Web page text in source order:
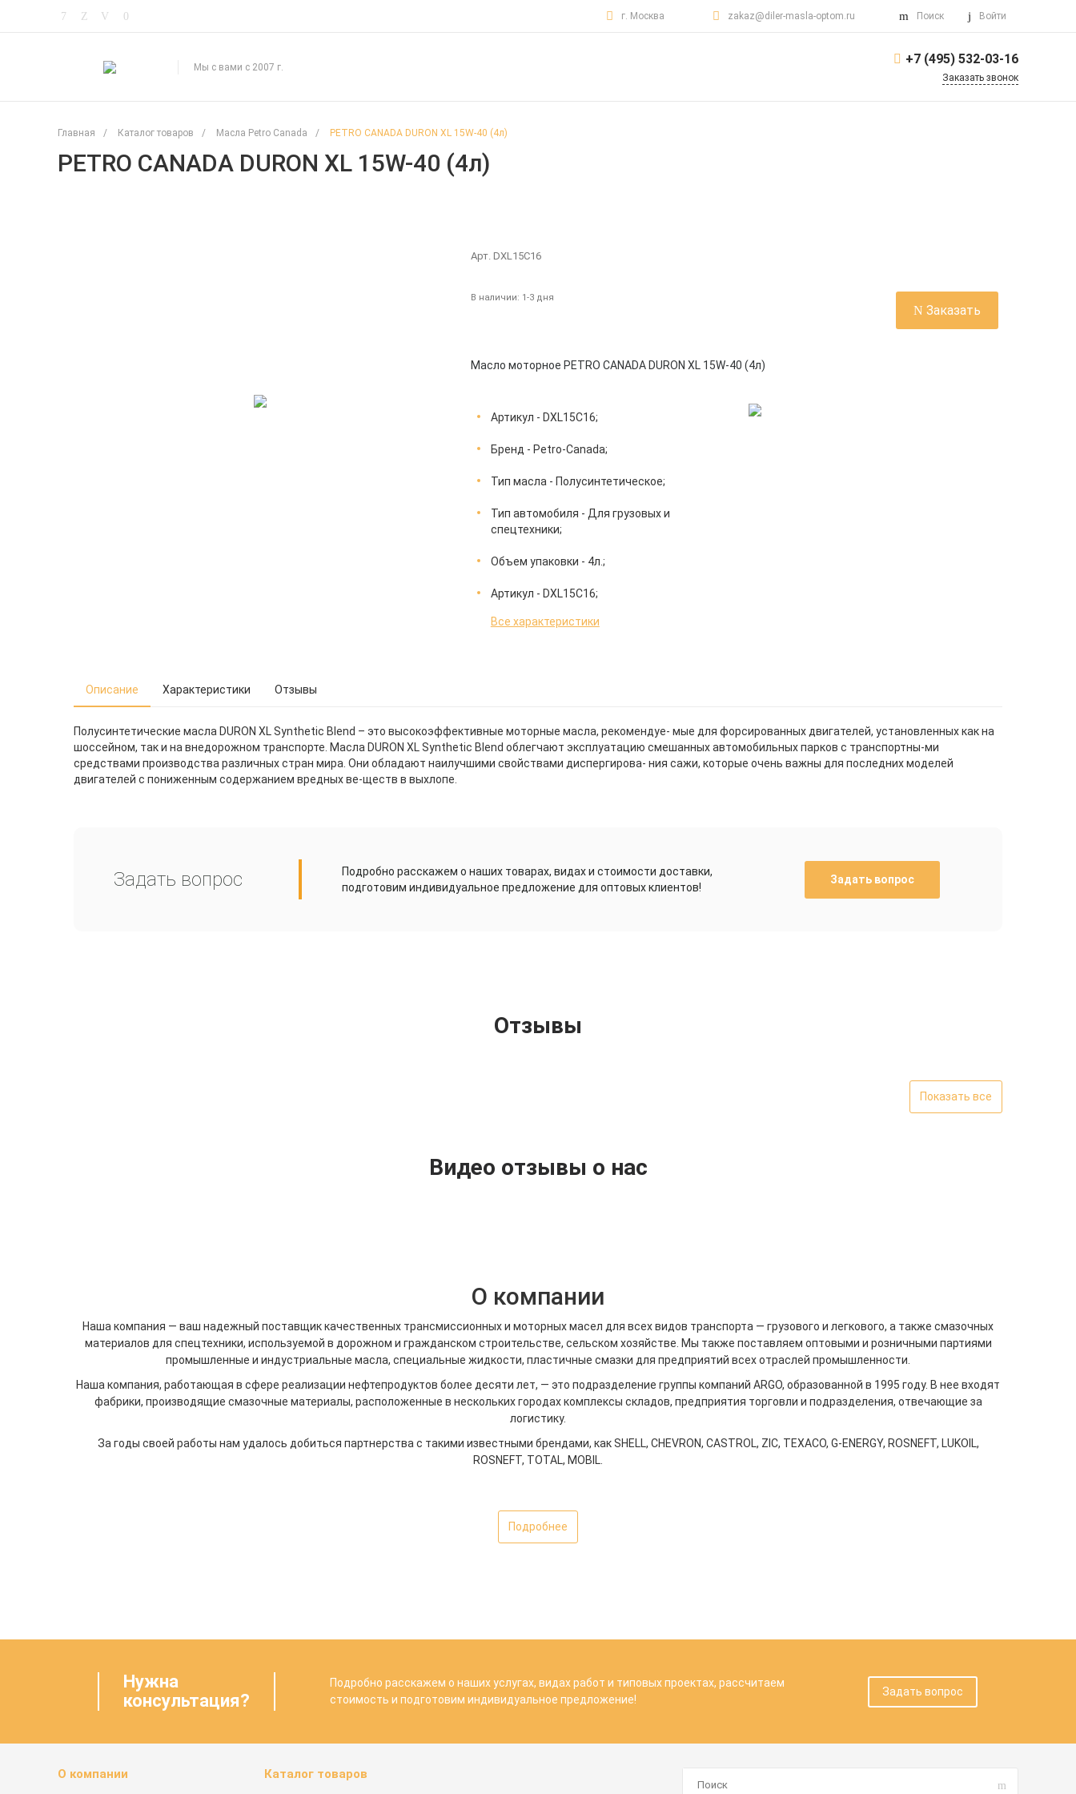
г. Москва zakaz@diler-masla-optom.ru Поиск Войти
Мы с вами с 2007 г.
+7 (495) 532-03-16
Заказать звонок
Главная / Каталог товаров / Масла Petro Canada / PETRO CANADA DURON XL 15W-40 (4л)
PETRO CANADA DURON XL 15W-40 (4л)
Арт. DXL15C16
В наличии: 1-3 дня
Заказать
Масло моторное PETRO CANADA DURON XL 15W-40 (4л)
Артикул - DXL15C16;
Бренд - Petro-Canada;
Тип масла - Полусинтетическое;
Тип автомобиля - Для грузовых и
спецтехники;
Объем упаковки - 4л.;
Артикул - DXL15C16;
Все характеристики
Описание Характеристики Отзывы
Полусинтетические масла DURON XL Synthetic Blend – это высокоэффективные моторные масла, рекомендуе- мые для форсированных двигателей, установленных как на
шоссейном, так и на внедорожном транспорте. Масла DURON XL Synthetic Blend облегчают эксплуатацию смешанных автомобильных парков с транспортны-ми
средствами производства различных стран мира. Они обладают наилучшими свойствами диспергирова- ния сажи, которые очень важны для последних моделей
двигателей с пониженным содержанием вредных ве-ществ в выхлопе.
Задать вопрос
Подробно расскажем о наших товарах, видах и стоимости доставки,
подготовим индивидуальное предложение для оптовых клиентов!
Задать вопрос
Отзывы
Показать все
Видео отзывы о нас
О компании
Наша компания — ваш надежный поставщик качественных трансмиссионных и моторных масел для всех видов транспорта — грузового и легкового, а также смазочных
материалов для спецтехники, используемой в дорожном и гражданском строительстве, сельском хозяйстве. Мы также поставляем оптовыми и розничными партиями
промышленные и индустриальные масла, специальные жидкости, пластичные смазки для предприятий всех отраслей промышленности.
Наша компания, работающая в сфере реализации нефтепродуктов более десяти лет, — это подразделение группы компаний ARGO, образованной в 1995 году. В нее входят
фабрики, производящие смазочные материалы, расположенные в нескольких городах комплексы складов, предприятия торговли и подразделения, отвечающие за
логистику.
За годы своей работы нам удалось добиться партнерства с такими известными брендами, как SHELL, CHEVRON, CASTROL, ZIC, TEXACO, G-ENERGY, ROSNEFT, LUKOIL,
ROSNEFT, TOTAL, MOBIL.
Подробнее
Нужна
консультация?
Подробно расскажем о наших услугах, видах работ и типовых проектах, рассчитаем
стоимость и подготовим индивидуальное предложение!
Задать вопрос
О компании Каталог товаров